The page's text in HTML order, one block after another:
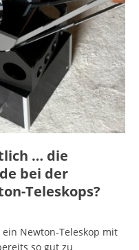
… die
bei der
Teleskops?
Newton-Teleskop mit
so gut zu